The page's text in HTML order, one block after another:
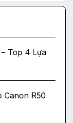
Top 4 Lựa
Canon R50